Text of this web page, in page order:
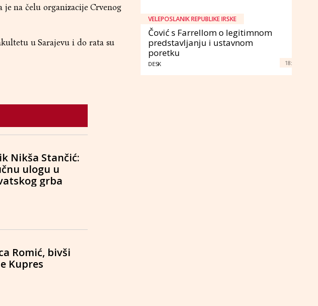
na čelu organizacije Crvenog
u Sarajevu i do rata su
Nikša Stančić:
ulogu u
grba
Romić, bivši
Kupres
VELEPOSLANIK REPUBLIKE IRSKE
Čović s Farrellom o legitimnom
predstavljanju i ustavnom
poretku
DESK 18: